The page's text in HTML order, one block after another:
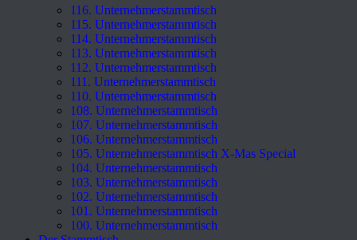
116. Unternehmerstammtisch
115. Unternehmerstammtisch
114. Unternehmerstammtisch
113. Unternehmerstammtisch
112. Unternehmerstammtisch
111. Unternehmerstammtisch
110. Unternehmerstammtisch
108. Unternehmerstammtisch
107. Unternehmerstammtisch
106. Unternehmerstammtisch
105. Unternehmerstammtisch X-Mas Special
104. Unternehmerstammtisch
103. Unternehmerstammtisch
102. Unternehmerstammtisch
101. Unternehmerstammtisch
100. Unternehmerstammtisch